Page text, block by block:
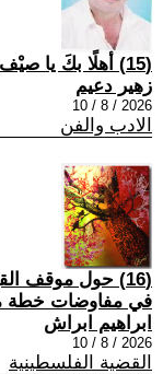
(15) أهلًا بكَ يا صيْف
زهير دعيم
2026 / 8 / 10
الادب والفن
(16) حول موقف
في مفاوضات خطة
ابراهيم ابراش
2026 / 8 / 10
القضية الفلسطينية